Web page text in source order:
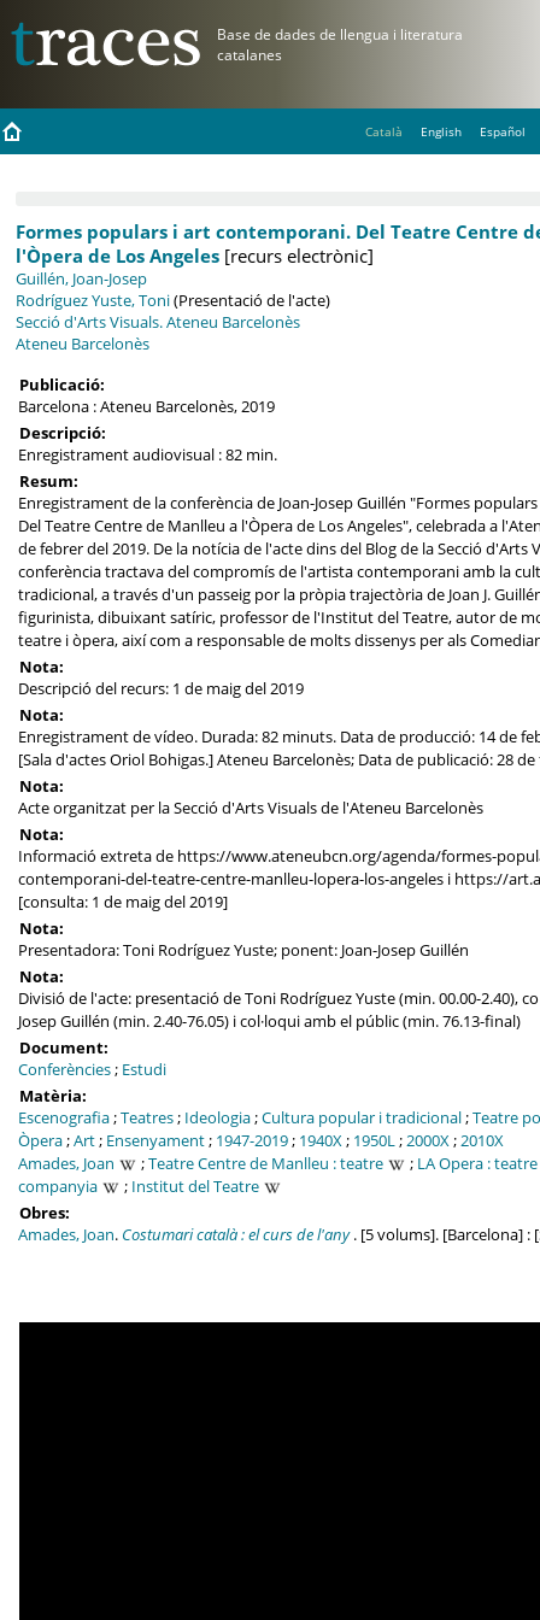
Català English Español
Formes populars i art contemporani. Del Teatre Centre
l'Òpera de Los Angeles [recurs electrònic]
Guillén, Joan-Josep
Rodríguez Yuste, Toni(Presentació de l'acte)
Secció d'Arts Visuals. Ateneu Barcelonès
Ateneu Barcelonès
Publicació:
Barcelona : Ateneu Barcelonès, 2019
Descripció:
Enregistrament audiovisual : 82 min.
Resum:
Enregistrament de la conferència de Joan-Josep Guillén "Formes
Del Teatre Centre de Manlleu a l'Òpera de Los Angeles", celebrada a
de febrer del 2019. De la notícia de l'acte dins del Blog de la Secció d'Arts
conferència tractava del compromís de l'artista contemporani amb la
tradicional, a través d'un passeig por la pròpia trajectòria de Joan J.
figurinista, dibuixant satíric, professor de l'Institut del Teatre, autor de
teatre i òpera, així com a responsable de molts dissenys per als
Nota:
Descripció del recurs: 1 de maig del 2019
Nota:
Enregistrament de vídeo. Durada: 82 minuts. Data de producció: 14 de
[Sala d'actes Oriol Bohigas.] Ateneu Barcelonès; Data de publicació: 28
Nota:
Acte organitzat per la Secció d'Arts Visuals de l'Ateneu Barcelonès
Nota:
Informació extreta de https://www.ateneubcn.org/agenda/formes-
contemporani-del-teatre-centre-manlleu-lopera-los-angeles i https://
[consulta: 1 de maig del 2019]
Nota:
Presentadora: Toni Rodríguez Yuste; ponent: Joan-Josep Guillén
Nota:
Divisió de l'acte: presentació de Toni Rodríguez Yuste (min. 00.00-2.40),
Josep Guillén (min. 2.40-76.05) i col·loqui amb el públic (min. 76.13-final)
Document:
Conferències; Estudi
Matèria:
Escenografia;Teatres; Ideologia;Cultura popular i tradicional;Teatre
Òpera;Art; Ensenyament; 1947-2019; 1940X; 1950L;2000X;2010X
Amades, Joan
;Teatre Centre de Manlleu : teatre ; LA Opera : teatre
companyia
; Institut del Teatre
Obres:
Amades, Joan. Costumari català : el curs de l'any. [5 volums]. [Barcelona] :